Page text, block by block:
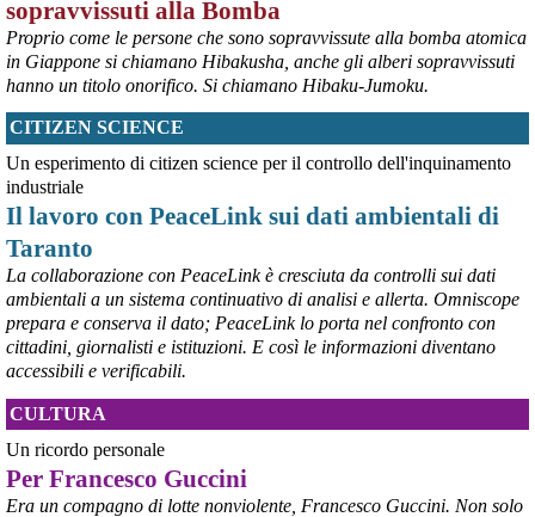
@peacelink - 6/8/2026 21:53
askanews.it/2026/08/05/ex-ilva
“Dal confronto con tutti gli attori e dai contributi raccolti il Governo
elaborerà, come concordato a Palazzo Chigi, un piano straordinario
per Taranto”, avrebbe detto il ministro Urso.
#Taranto #
@peacelink - 6/8/2026 21:50
corriereditaranto.it/2026/08/0
Aprendo i lavori, il ministro Urso ha sottolineato come il Governo
debba necessariamente prendere atto della decisione della Corte
d’Appello di Milano, ricordando che il provvedimento è già stato
inserito nella data room della procedura di vendita. “Alla luce del
nuovo scenario – ha spiegato – Jindal ha presentato una proposta
aggiornata sull’intero perimetro aziendale che tiene conto della
chiusura dell’area a caldo e che i commissari stanno valutando”.
#ILVA #Taranto
sopravvissuti alla Bomba
Proprio come le persone che sono sopravvissute alla bomba atomica
in Giappone si chiamano Hibakusha, anche gli alberi sopravvissuti
hanno un titolo onorifico. Si chiamano Hibaku-Jumoku.
CITIZEN SCIENCE
Un esperimento di citizen science per il controllo dell'inquinamento
industriale
Il lavoro con PeaceLink sui dati ambientali di
Taranto
La collaborazione con PeaceLink è cresciuta da controlli sui dati
ambientali a un sistema continuativo di analisi e allerta. Omniscope
prepara e conserva il dato; PeaceLink lo porta nel confronto con
cittadini, giornalisti e istituzioni. E così le informazioni diventano
accessibili e verificabili.
CULTURA
Un ricordo personale
Per Francesco Guccini
Era un compagno di lotte nonviolente, Francesco Guccini. Non solo